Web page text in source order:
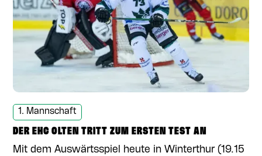
1. Mannschaft
DER EHC OLTEN TRITT ZUM ERSTEN TEST AN
Mit dem Auswärtsspiel heute in Winterthur (19.15